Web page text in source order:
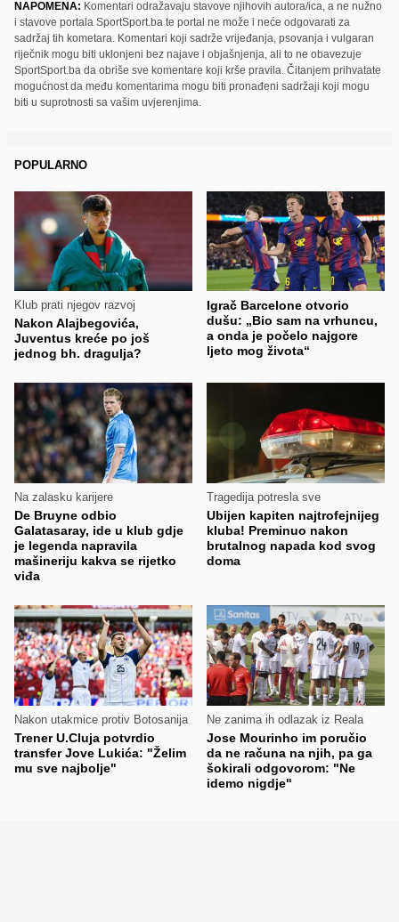
NAPOMENA: Komentari odražavaju stavove njihovih autora/ica, a ne nužno
i stavove portala SportSport.ba te portal ne može i neće odgovarati za
sadržaj tih kometara. Komentari koji sadrže vrijeđanja, psovanja i vulgaran
riječnik mogu biti uklonjeni bez najave i objašnjenja, ali to ne obavezuje
SportSport.ba da obriše sve komentare koji krše pravila. Čitanjem prihvatate
mogućnost da među komentarima mogu biti pronađeni sadržaji koji mogu
biti u suprotnosti sa vašim uvjerenjima.
POPULARNO
Klub prati njegov razvoj
Nakon Alajbegovića,
Juventus kreće po još
jednog bh. dragulja?
Igrač Barcelone otvorio
dušu: „Bio sam na vrhuncu,
a onda je počelo najgore
ljeto mog života“
Na zalasku karijere
De Bruyne odbio
Galatasaray, ide u klub gdje
je legenda napravila
mašineriju kakva se rijetko
viđa
Tragedija potresla sve
Ubijen kapiten najtrofejnijeg
kluba! Preminuo nakon
brutalnog napada kod svog
doma
Nakon utakmice protiv Botosanija
Trener U.Cluja potvrdio
transfer Jove Lukića: "Želim
mu sve najbolje"
Ne zanima ih odlazak iz Reala
Jose Mourinho im poručio
da ne računa na njih, pa ga
šokirali odgovorom: "Ne
idemo nigdje"